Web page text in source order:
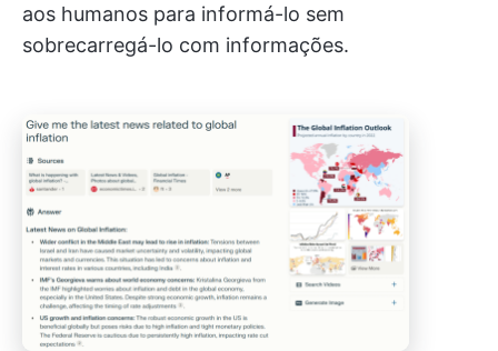
aos humanos para informá-lo sem
sobrecarregá-lo com informações.